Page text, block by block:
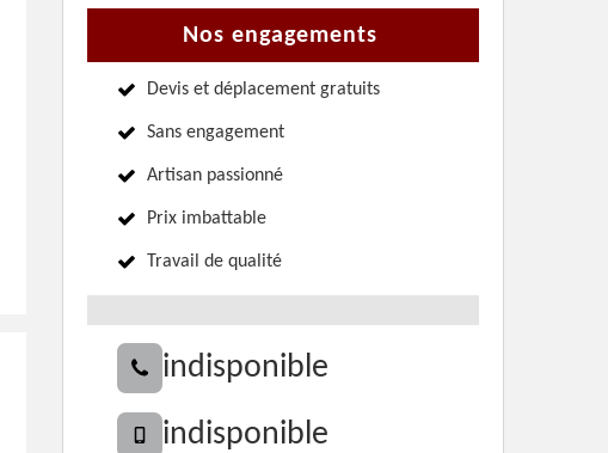
Nos engagements
Devis et déplacement gratuits
Sans engagement
Artisan passionné
Prix imbattable
Travail de qualité
indisponible
indisponible